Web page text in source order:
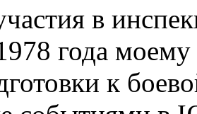
в
года
к